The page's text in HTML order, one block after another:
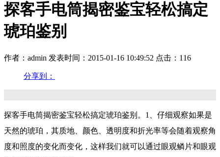
探客手电筒揭密鉴宝轻松搞定
琥珀鉴别
作者：admin 发表时间：2015-01-16 10:49:52 点击：116
分享到：
探客手电筒揭密鉴宝轻松搞定琥珀鉴别。1、仔细观察如果是
天然的琥珀，其质地、颜色、透明度和折光率等会随着观察角
度和照度的变化而变化，这样我们就可以通过眼观鳞片和眼观